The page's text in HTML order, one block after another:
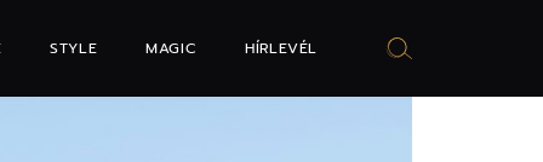
STYLE MAGIC HÍRLEVÉL